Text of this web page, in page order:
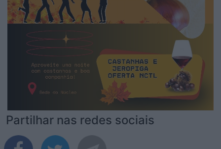
Partilhar nas redes sociais